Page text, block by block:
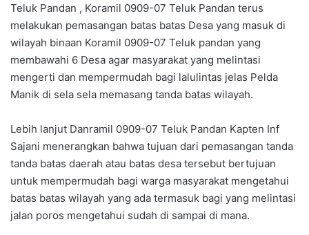
Teluk Pandan , Koramil 0909-07 Teluk Pandan terus
melakukan pemasangan batas batas Desa yang masuk di
wilayah binaan Koramil 0909-07 Teluk pandan yang
membawahi 6 Desa agar masyarakat yang melintasi
mengerti dan mempermudah bagi lalulintas jelas Pelda
Manik di sela sela memasang tanda batas wilayah.
Lebih lanjut Danramil 0909-07 Teluk Pandan Kapten Inf
Sajani menerangkan bahwa tujuan dari pemasangan tanda
tanda batas daerah atau batas desa tersebut bertujuan
untuk mempermudah bagi warga masyarakat mengetahui
batas batas wilayah yang ada termasuk bagi yang melintasi
jalan poros mengetahui sudah di sampai di mana.